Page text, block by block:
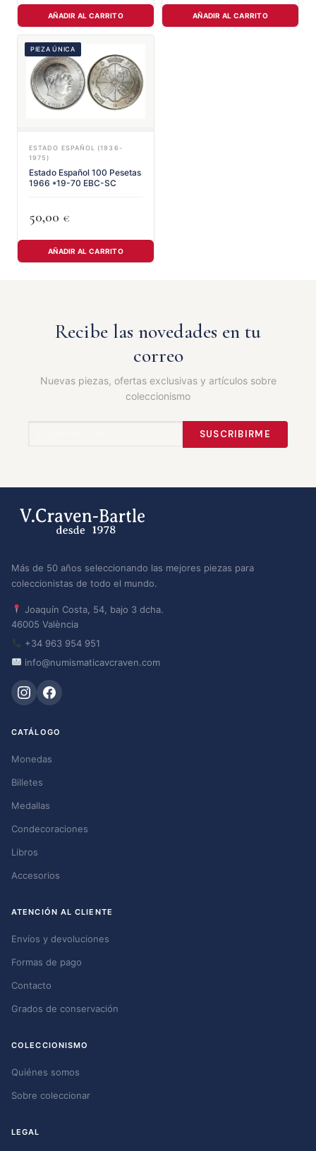
AÑADIR AL CARRITO AÑADIR AL CARRITO
PIEZA ÚNICA
ESTADO ESPAÑOL (1936-
1975)
Estado Español 100 Pesetas
1966 *19-70 EBC-SC
50,00 €
AÑADIR AL CARRITO
Recibe las novedades en tu
correo
Nuevas piezas, ofertas exclusivas y artículos sobre
coleccionismo
SUSCRIBIRME
Más de 50 años seleccionando las mejores piezas para
coleccionistas de todo el mundo.
Joaquín Costa, 54, bajo 3 dcha.
46005 València
+34 963 954 951
info@numismaticavcraven.com
CATÁLOGO
Monedas
Billetes
Medallas
Condecoraciones
Libros
Accesorios
ATENCIÓN AL CLIENTE
Envíos y devoluciones
Formas de pago
Contacto
Grados de conservación
COLECCIONISMO
Quiénes somos
Sobre coleccionar
LEGAL